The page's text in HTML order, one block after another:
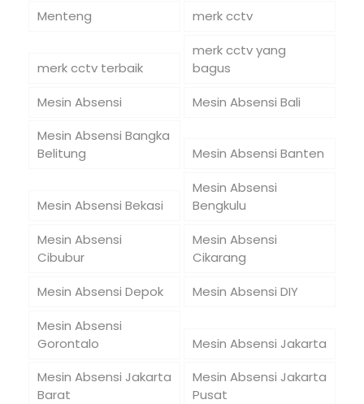
Menteng
merk cctv
merk cctv terbaik
merk cctv yang
bagus
Mesin Absensi
Mesin Absensi Bali
Mesin Absensi Bangka
Belitung
Mesin Absensi Banten
Mesin Absensi Bekasi
Mesin Absensi
Bengkulu
Mesin Absensi
Cibubur
Mesin Absensi
Cikarang
Mesin Absensi Depok
Mesin Absensi DIY
Mesin Absensi
Gorontalo
Mesin Absensi Jakarta
Mesin Absensi Jakarta
Barat
Mesin Absensi Jakarta
Pusat